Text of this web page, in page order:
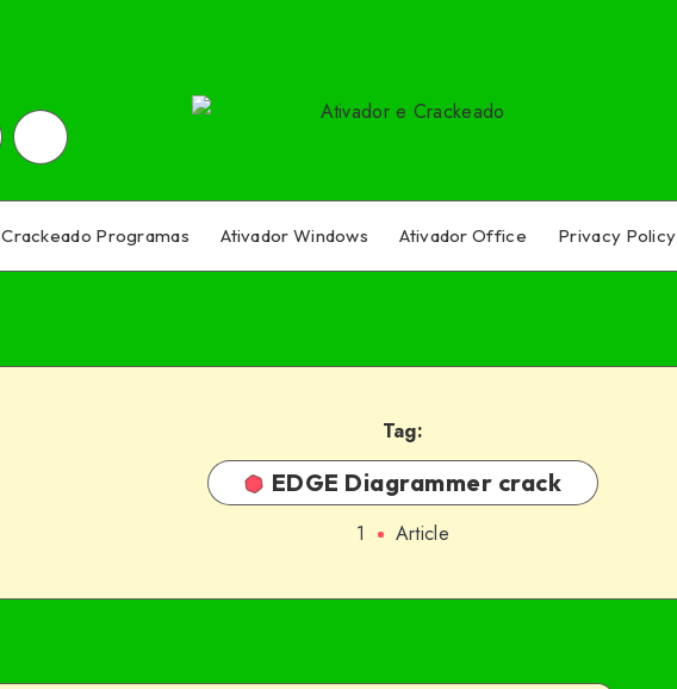
Crackeado Programas Ativador Windows Ativador Office Privacy Policy
Tag:
EDGE Diagrammer crack
1 Article